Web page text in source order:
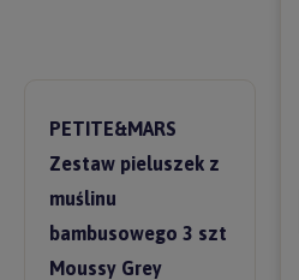
PETITE&MARS
Zestaw pieluszek z
muślinu
bambusowego 3 szt
Moussy Grey